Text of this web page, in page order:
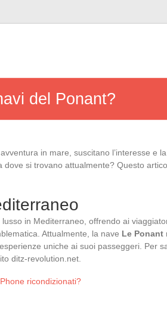
del Ponant?
in mare, suscitano l’interesse e
dove si trovano attualmente? Questo
in Mediterraneo, offrendo ai
Attualmente, la nave Le Ponant
uniche ai suoi passeggeri. Per
ditz-revolution.net.
ricondizionati?